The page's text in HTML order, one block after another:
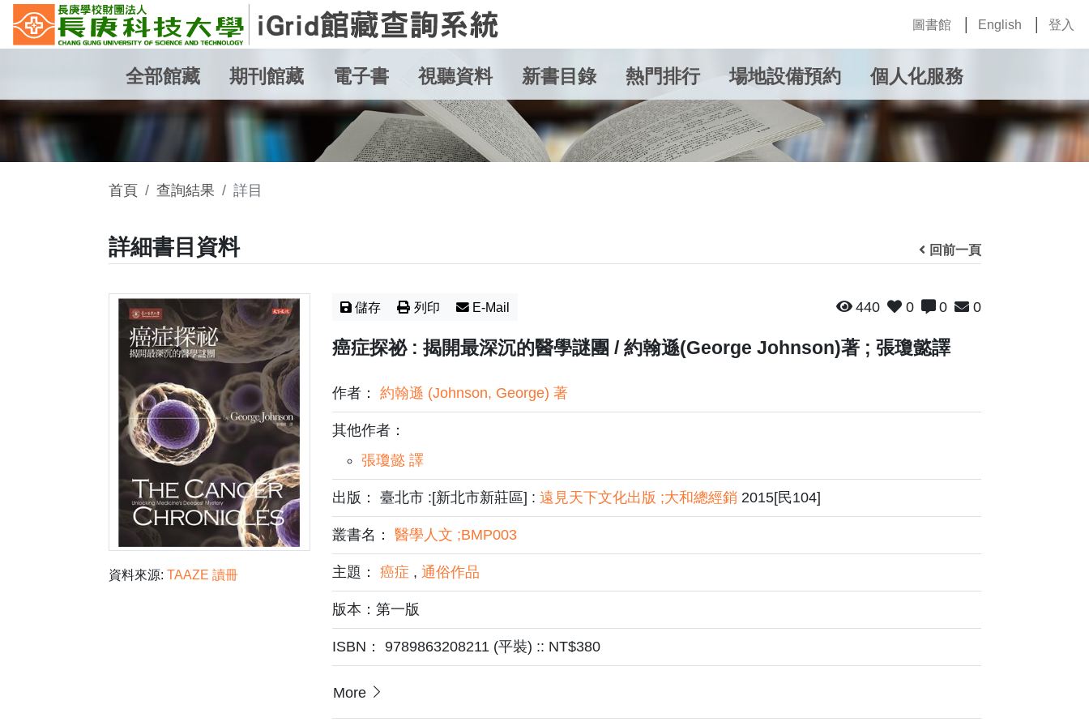
圖書館 English 登入
全部館藏 期刊館藏 電子書 視聽資料 新書目錄 熱門排行 場地設備預約 個人化服務
首頁 查詢結果 詳目
詳細書目資料 回前一頁
資料來源: TAAZE 讀冊
儲存 列印 E-Mail 440 0 0 0
癌症探祕 : 揭開最深沉的醫學謎團 / 約翰遜(George Johnson)著 ; 張瓊懿譯
作者： 約翰遜 (Johnson, George) 著
其他作者：
張瓊懿 譯
出版： 臺北市 :[新北市新莊區] : 遠見天下文化出版 ;大和總經銷 2015[民104]
叢書名： 醫學人文 ;BMP003
主題： 癌症 , 通俗作品
版本：第一版
ISBN： 9789863208211 (平裝) :: NT$380
More